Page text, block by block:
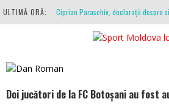
ULTIMĂ ORĂ:
Doi jucători de la FC Botoșani au fost